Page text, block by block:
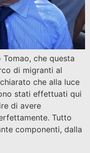
che questa
di migranti al
che alla luce
stati effettuati qui
di avere
Tutto
componenti, dalla